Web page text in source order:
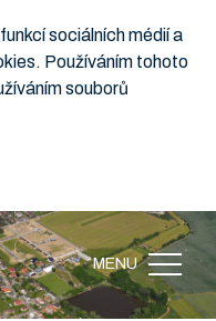
sociálních médií a
Používáním tohoto
souborů
MENU